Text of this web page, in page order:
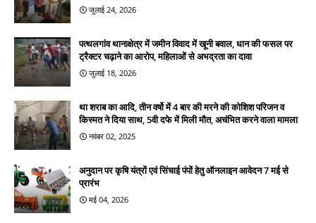
जुलाई 24, 2026
पत्थलगांव थानाक्षेत्र में जमीन विवाद में खूनी बवाल, धान की फसल पर
ट्रैक्टर चढ़ाने का आरोप, महिलाओं से अभद्रता का दावा
जुलाई 18, 2026
था शराब का आदि, तीन वर्षो में 4 बार की मरने की कोशिश परिजन व
किस्मत ने दिया साथ, 5वी दफे में मिली मौत, अचंभित करने वाला मामला
नवंबर 02, 2025
अनुदान पर कृषि यंत्रों एवं सिंचाई पंपों हेतु ऑनलाइन आवेदन 7 मई से
प्रारंभ
मई 04, 2026